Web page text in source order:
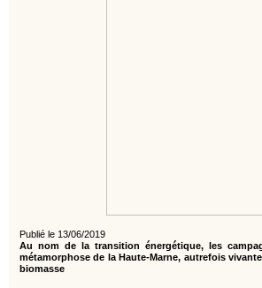
Publié le 13/06/2019
Au nom de la transition énergétique, les
métamorphose de la Haute-Marne, autrefois
biomasse